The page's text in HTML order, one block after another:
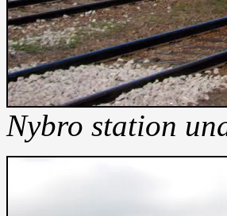
Nybro station